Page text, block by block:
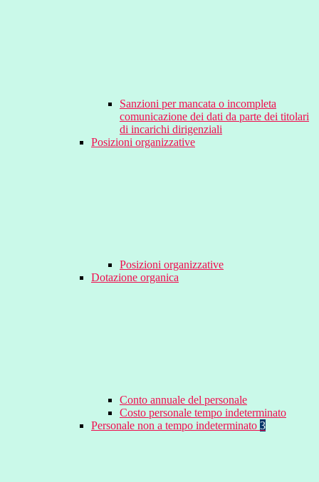
Sanzioni per mancata o incompleta
comunicazione dei dati da parte dei titolari
di incarichi dirigenziali
Posizioni organizzative
Posizioni organizzative
Dotazione organica
Conto annuale del personale
Costo personale tempo indeterminato
Personale non a tempo indeterminato 3